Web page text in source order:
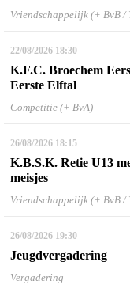
Vriendschappelijk (+ BvB /
22/08/2026 18:30
K.F.C. Broechem
Eerste Elftal
Competitie (+ BvA)
26/08/2026 18:15
K.B.S.K. Retie U13
meisjes
Vriendschappelijk (+ BvB /
26/08/2026 19:30
Jeugdvergadering
Vergadering